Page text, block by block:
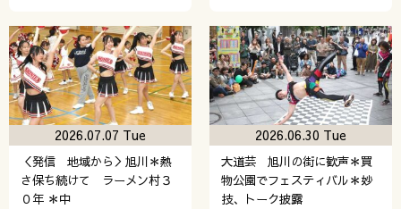
＜発信 地域から＞旭川＊熱
さ保ち続けて ラーメン村３
０年 ＊中
2026.07.07 Tue
大道芸 旭川の街に歓声＊買
物公園でフェスティバル＊妙
技、トーク披露
2026.06.30 Tue